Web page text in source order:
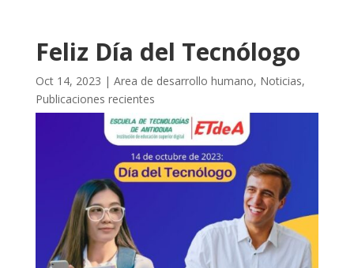
Feliz Día del Tecnólogo
Oct 14, 2023 | Area de desarrollo humano, Noticias,
Publicaciones recientes